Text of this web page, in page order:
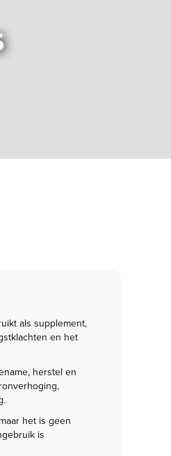
als supplement,
en het
herstel en
het is geen
is